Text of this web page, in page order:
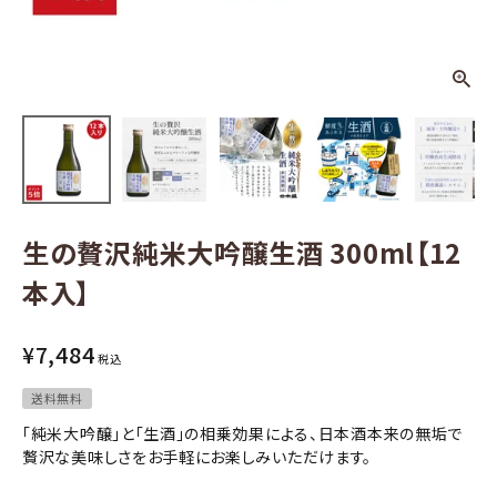
INFORMATION
ACCOUNT MENU
ようこそ ゲスト 様
生の贅沢純米大吟醸生酒 300ml【12
本入】
¥7,484 税込
送料無料
「純米大吟醸」と「生酒」の相乗効果による、日本酒本来の無垢で
贅沢な美味しさをお手軽にお楽しみいただけます。